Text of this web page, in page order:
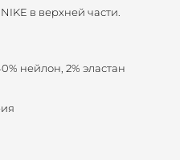
в верхней части.
нейлон, 2% эластан